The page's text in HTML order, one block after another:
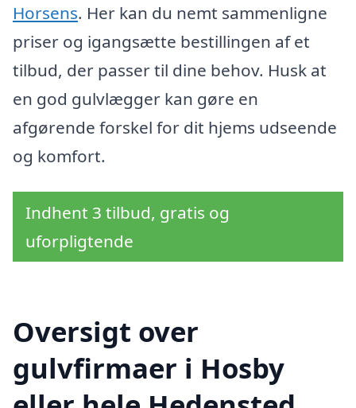
Horsens. Her kan du nemt sammenligne
priser og igangsætte bestillingen af et
tilbud, der passer til dine behov. Husk at
en god gulvlægger kan gøre en
afgørende forskel for dit hjems udseende
og komfort.
Indhent 3 tilbud, gratis og
uforpligtende
Oversigt over
gulvfirmaer i Hosby